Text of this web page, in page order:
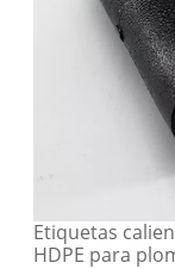
Etiquetas
HDPE para